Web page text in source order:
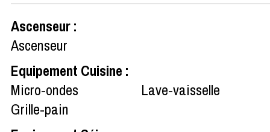
Ascenseur:
Ascenseur
Equipement Cuisine :
Micro-ondes
Lave-vaisselle
Grille-pain